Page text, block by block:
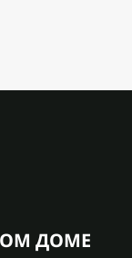
ДОМЕ